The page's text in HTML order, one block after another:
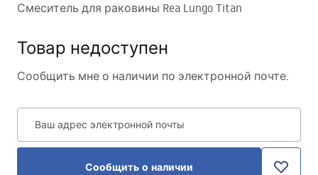
Смеситель для раковины Rea Lungo Titan
Товар недоступен
Сообщить мне о наличии по электронной почте.
Ваш адрес электронной почты
Сообщить о наличии